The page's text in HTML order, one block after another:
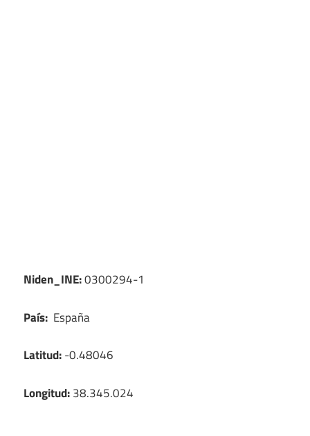
Niden_INE:0300294-1
País: España
Latitud:-0.48046
Longitud:38.345.024